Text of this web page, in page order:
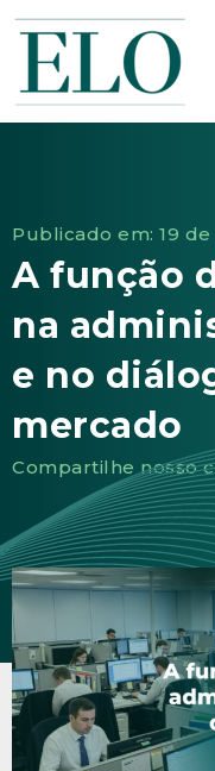
Publicado em: 19
A função
na
e no
mercado
Compartilhe nosso